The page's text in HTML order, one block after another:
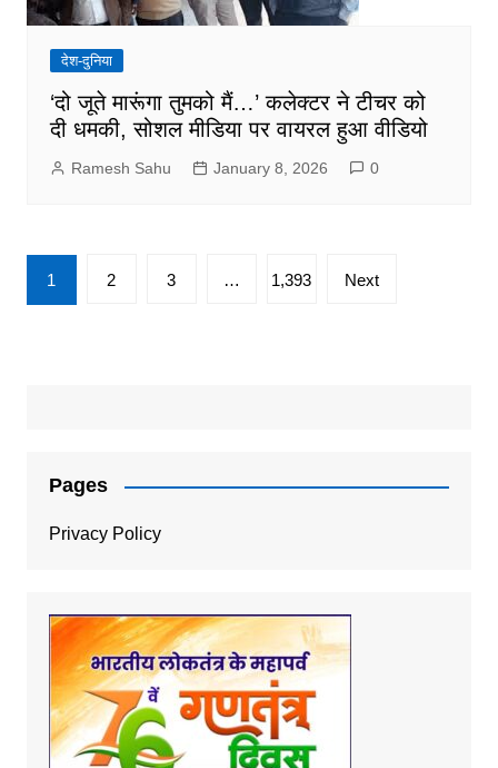
देश-दुनिया
‘दो जूते मारूंगा तुमको मैं…’ कलेक्टर ने टीचर को
दी धमकी, सोशल मीडिया पर वायरल हुआ वीडियो
Ramesh Sahu January 8, 2026 0
Posts
pagination
1 2 3 … 1,393 Next
Pages
Privacy Policy